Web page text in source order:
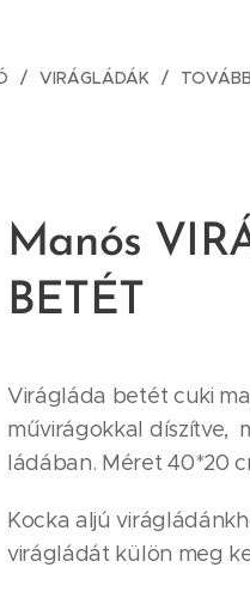
VIRÁGLÁDÁK
Manós
BETÉT
Virágláda betét cuki
művirágokkal díszítve,
ládában. Méret 40*20
Kocka aljú
virágládát külön meg